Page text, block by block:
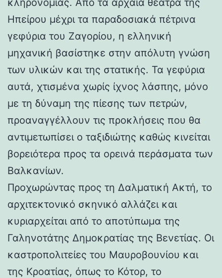
Ηπείρου μέχρι τα παραδοσιακά πέτρινα
γεφύρια του Ζαγορίου, η ελληνική
μηχανική βασίστηκε στην απόλυτη γνώση
των υλικών και της στατικής. Τα γεφύρια
αυτά, χτισμένα χωρίς ίχνος λάσπης, μόνο
με τη δύναμη της πίεσης των πετρών,
προαναγγέλλουν τις προκλήσεις που θα
αντιμετωπίσει ο ταξιδιώτης καθώς κινείται
βορειότερα προς τα ορεινά περάσματα των
Βαλκανίων.
Προχωρώντας προς τη Δαλματική Ακτή, το
αρχιτεκτονικό σκηνικό αλλάζει και
κυριαρχείται από το αποτύπωμα της
Γαληνοτάτης Δημοκρατίας της Βενετίας. Οι
καστροπολιτείες του Μαυροβουνίου και
της Κροατίας, όπως το Κότορ, το